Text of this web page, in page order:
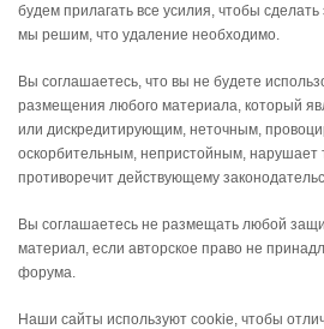
будем прилагать все усилия, чтобы
мы решим, что удаление необходимо.
Вы соглашаетесь, что вы не будете
размещения любого материала, который
или дискредитирующим, неточным,
оскорбительным, непристойным, нарушает
противоречит действующему
Вы соглашаетесь не размещать любой
материал, если авторское право не
форума.
Наши сайты используют cookie, чтобы